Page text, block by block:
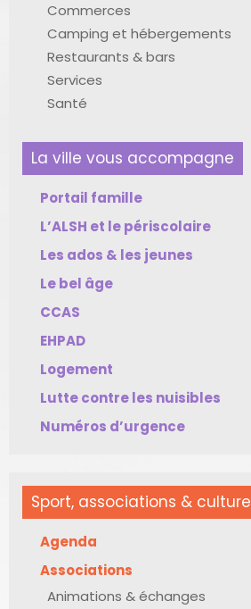
Commerces
Camping et hébergements
Restaurants & bars
Services
Santé
La ville vous accompagne
Portail famille
L’ALSH et le périscolaire
Les ados & les jeunes
Le bel âge
CCAS
EHPAD
Logement
Lutte contre les nuisibles
Numéros d’urgence
Sport, associations & culture
Agenda
Associations
Animations & échanges